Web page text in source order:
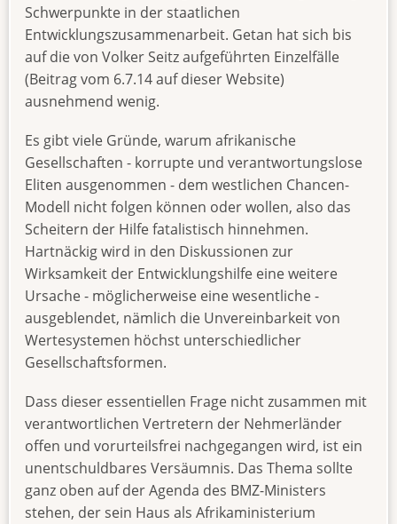
Schwerpunkte in der staatlichen
Entwicklungszusammenarbeit. Getan hat sich bis
auf die von Volker Seitz aufgeführten Einzelfälle
(Beitrag vom 6.7.14 auf dieser Website)
ausnehmend wenig.
Es gibt viele Gründe, warum afrikanische
Gesellschaften - korrupte und verantwortungslose
Eliten ausgenommen - dem westlichen Chancen-
Modell nicht folgen können oder wollen, also das
Scheitern der Hilfe fatalistisch hinnehmen.
Hartnäckig wird in den Diskussionen zur
Wirksamkeit der Entwicklungshilfe eine weitere
Ursache - möglicherweise eine wesentliche -
ausgeblendet, nämlich die Unvereinbarkeit von
Wertesystemen höchst unterschiedlicher
Gesellschaftsformen.
Dass dieser essentiellen Frage nicht zusammen mit
verantwortlichen Vertretern der Nehmerländer
offen und vorurteilsfrei nachgegangen wird, ist ein
unentschuldbares Versäumnis. Das Thema sollte
ganz oben auf der Agenda des BMZ-Ministers
stehen, der sein Haus als Afrikaministerium